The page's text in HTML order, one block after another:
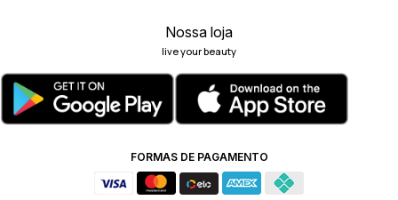
Nossa loja
live your beauty
FORMAS DE PAGAMENTO